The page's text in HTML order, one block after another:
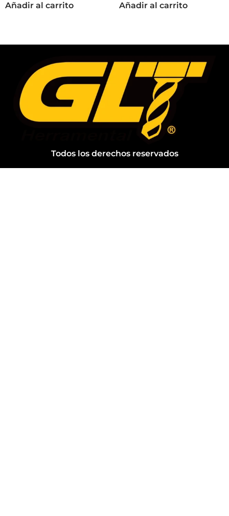
Añadir al carrito Añadir al carrito
Todos los derechos reservados